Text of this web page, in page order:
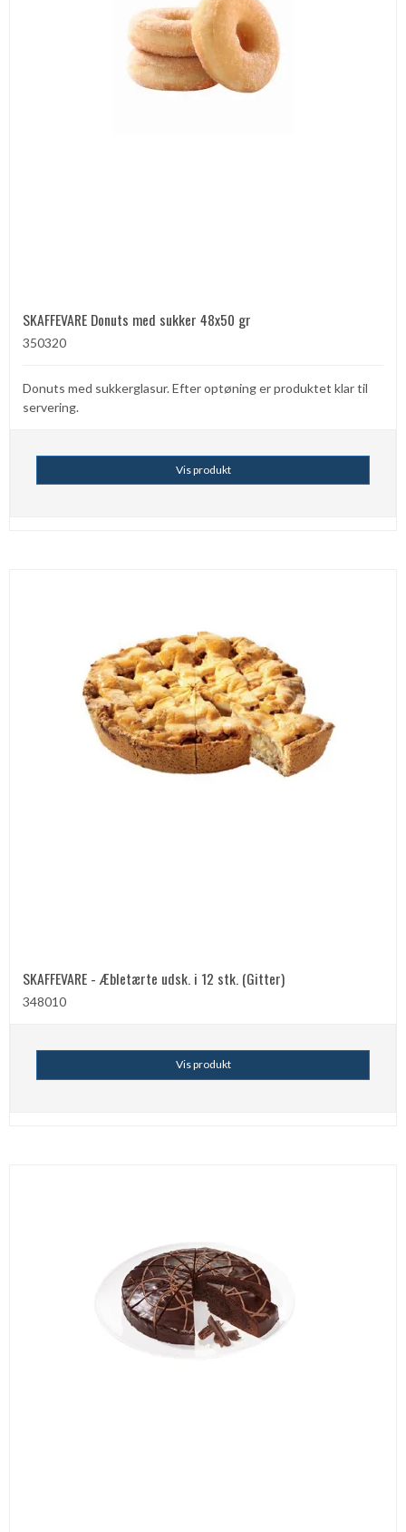
SKAFFEVARE Donuts med sukker 48x50 gr
350320
Donuts med sukkerglasur. Efter optøning er produktet klar til
servering.
Vis produkt
SKAFFEVARE - Æbletærte udsk. i 12 stk. (Gitter)
348010
Vis produkt